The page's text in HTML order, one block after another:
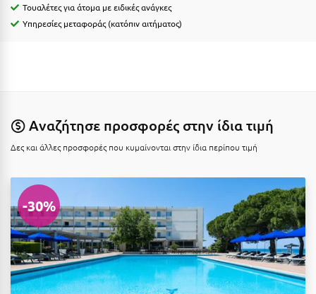
Καλαμπάκα
Καρδαμύλη
Καρδίτσα
Κάρπαθος
Καρπενήσι
Κάρυστος
Κάσος
Κασσάνδρα
Τουαλέτες για άτομα με ειδικές ανάγκες
Υπηρεσίες μεταφοράς (κατόπιν αιτήματος)
Αναζήτησε προσφορές στην ίδια τιμή
Δες και άλλες προσφορές που κυμαίνονται στην ίδια περίπου τιμή
-30%